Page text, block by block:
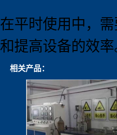
在平时使用中，
和提高设备的效率
相关产品：